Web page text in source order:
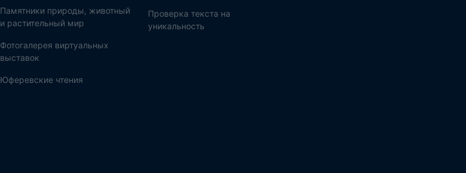
Памятники природы, животный
и растительный мир
Фотогалерея виртуальных
выставок
Юферевские чтения
Проверка текста на
уникальность